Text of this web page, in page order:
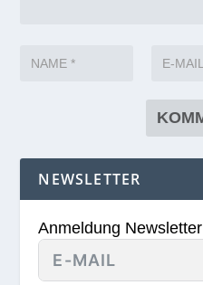
NEWSLETTER
Anmeldung Newsletter